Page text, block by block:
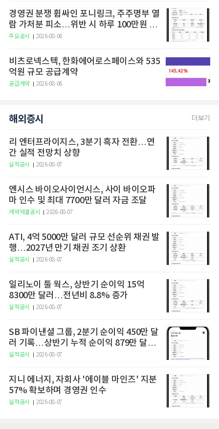
경영권 분쟁 휩싸인 포니링크, 주주명부 열
람 가처분 피소…위반 시 하루 100만원 청
구
주요공시 2026-08-06
비츠로넥스텍, 한화에어로스페이스와 535
억원 규모 공급계약
공급계약 2026-08-06
해외증시 더보기
리 엔터프라이지스, 3분기 흑자 전환…연
간 실적 전망치 상향
실적공시 2026-08-07
엔시스 바이오사이언시스, 사이 바이오파
마 인수 및 최대 7700만 달러 자금 조달
계약체결공시 2026-08-07
ATI, 4억 5000만 달러 규모 선순위 채권 발
행…2027년 만기 채권 조기 상환
실적공시 2026-08-07
일리노이 툴 웍스, 상반기 순이익 15억
8300만 달러…전년비 8.8% 증가
실적공시 2026-08-07
SB 파이낸셜 그룹, 2분기 순이익 450만 달
러 기록…상반기 누적 순이익 879만 달러
달성
실적공시 2026-08-07
지니 에너지, 자회사 '에이블 마인즈' 지분
57% 확보하며 경영권 인수
실적공시 2026-08-07